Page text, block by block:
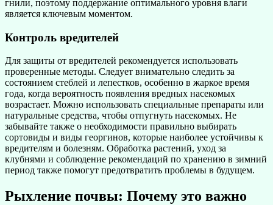
гнили, поэтому поддержание оптимального уровня влаги
является ключевым моментом.
Контроль вредителей
Для защиты от вредителей рекомендуется использовать
проверенные методы. Следует внимательно следить за
состоянием стеблей и лепестков, особенно в жаркое время
года, когда вероятность появления вредных насекомых
возрастает. Можно использовать специальные препараты или
натуральные средства, чтобы отпугнуть насекомых. Не
забывайте также о необходимости правильно выбирать
сортовиды и виды георгинов, которые наиболее устойчивы к
вредителям и болезням. Обработка растений, уход за
клубнями и соблюдение рекомендаций по хранению в зимний
период также помогут предотвратить проблемы в будущем.
Рыхление почвы: Почему это важно